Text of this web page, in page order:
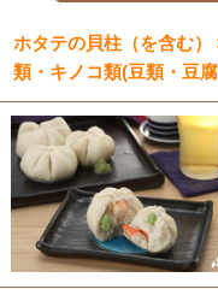
ホタテの貝柱（を含む
類・キノコ類(豆類・豆